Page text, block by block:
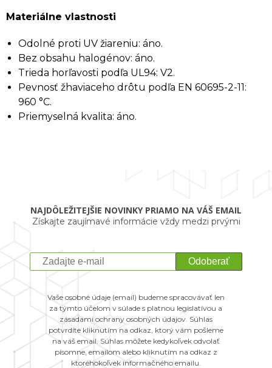
Materiálne vlastnosti
Odolné proti UV žiareniu: áno.
Bez obsahu halogénov: áno.
Trieda horľavosti podľa UL94: V2.
Pevnosť žhaviaceho drôtu podľa EN 60695-2-11:
960 °C.
Priemyselná kvalita: áno.
NAJDÔLEŽITEJŠIE NOVINKY PRIAMO NA VÁŠ EMAIL
Získajte zaujímavé informácie vždy medzi prvými
Odoberať
Vaše osobné údaje (email) budeme spracovávať len
za týmto účelom v súlade s platnou legislatívou a
zásadami ochrany osobných údajov. Súhlas
potvrdíte kliknutím na odkaz, ktorý vám pošleme
na váš email. Súhlas môžete kedykoľvek odvolať
písomne, emailom alebo kliknutím na odkaz z
ktoréhokoľvek informačného emailu.